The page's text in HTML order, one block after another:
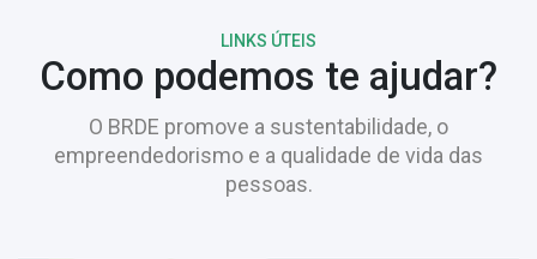
LINKS ÚTEIS
Como podemos te ajudar?
O BRDE promove a sustentabilidade, o
empreendedorismo e a qualidade de vida das
pessoas.